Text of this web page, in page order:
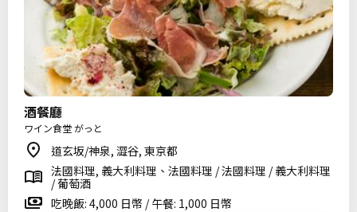
酒餐廳
ワイン食堂 がっと
道玄坂/神泉, 澀谷, 東京都
法國料理, 義大利料理、法國料理 / 法國料理 / 義大利料理
/ 葡萄酒
吃晚飯: 4,000 日幣 / 午餐: 1,000 日幣